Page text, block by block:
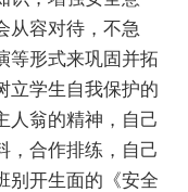
从容对待，不急
等形式来巩固并拓
立学生自我保护的
人翁的精神，自己
，合作排练，自己
别开生面的《安全